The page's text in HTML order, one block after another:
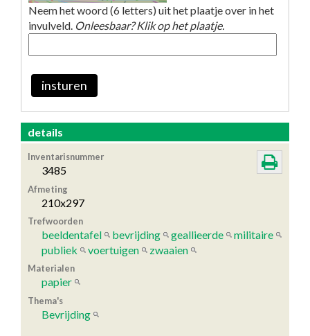
Neem het woord (6 letters) uit het plaatje over in het
invulveld. Onleesbaar? Klik op het plaatje.
insturen
details
Inventarisnummer
3485
Afmeting
210x297
Trefwoorden
beeldentafel bevrijding geallieerde
militaire
publiek
voertuigen zwaaien
Materialen
papier
Thema's
Bevrijding